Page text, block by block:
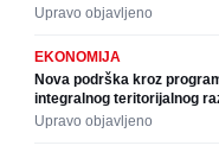
Upravo objavljeno
EKONOMIJA
Nova podrška kroz
integralnog teritorijalnog
Upravo objavljeno